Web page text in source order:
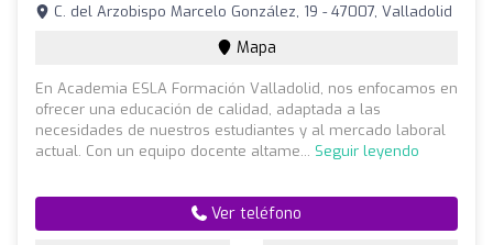
C. del Arzobispo Marcelo González, 19 - 47007, Valladolid
Mapa
En Academia ESLA Formación Valladolid, nos enfocamos en
ofrecer una educación de calidad, adaptada a las
necesidades de nuestros estudiantes y al mercado laboral
actual. Con un equipo docente altame... Seguir leyendo
Ver teléfono